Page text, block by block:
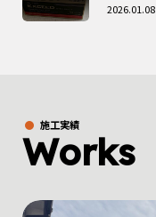
2026.01.08
施工実績
Works